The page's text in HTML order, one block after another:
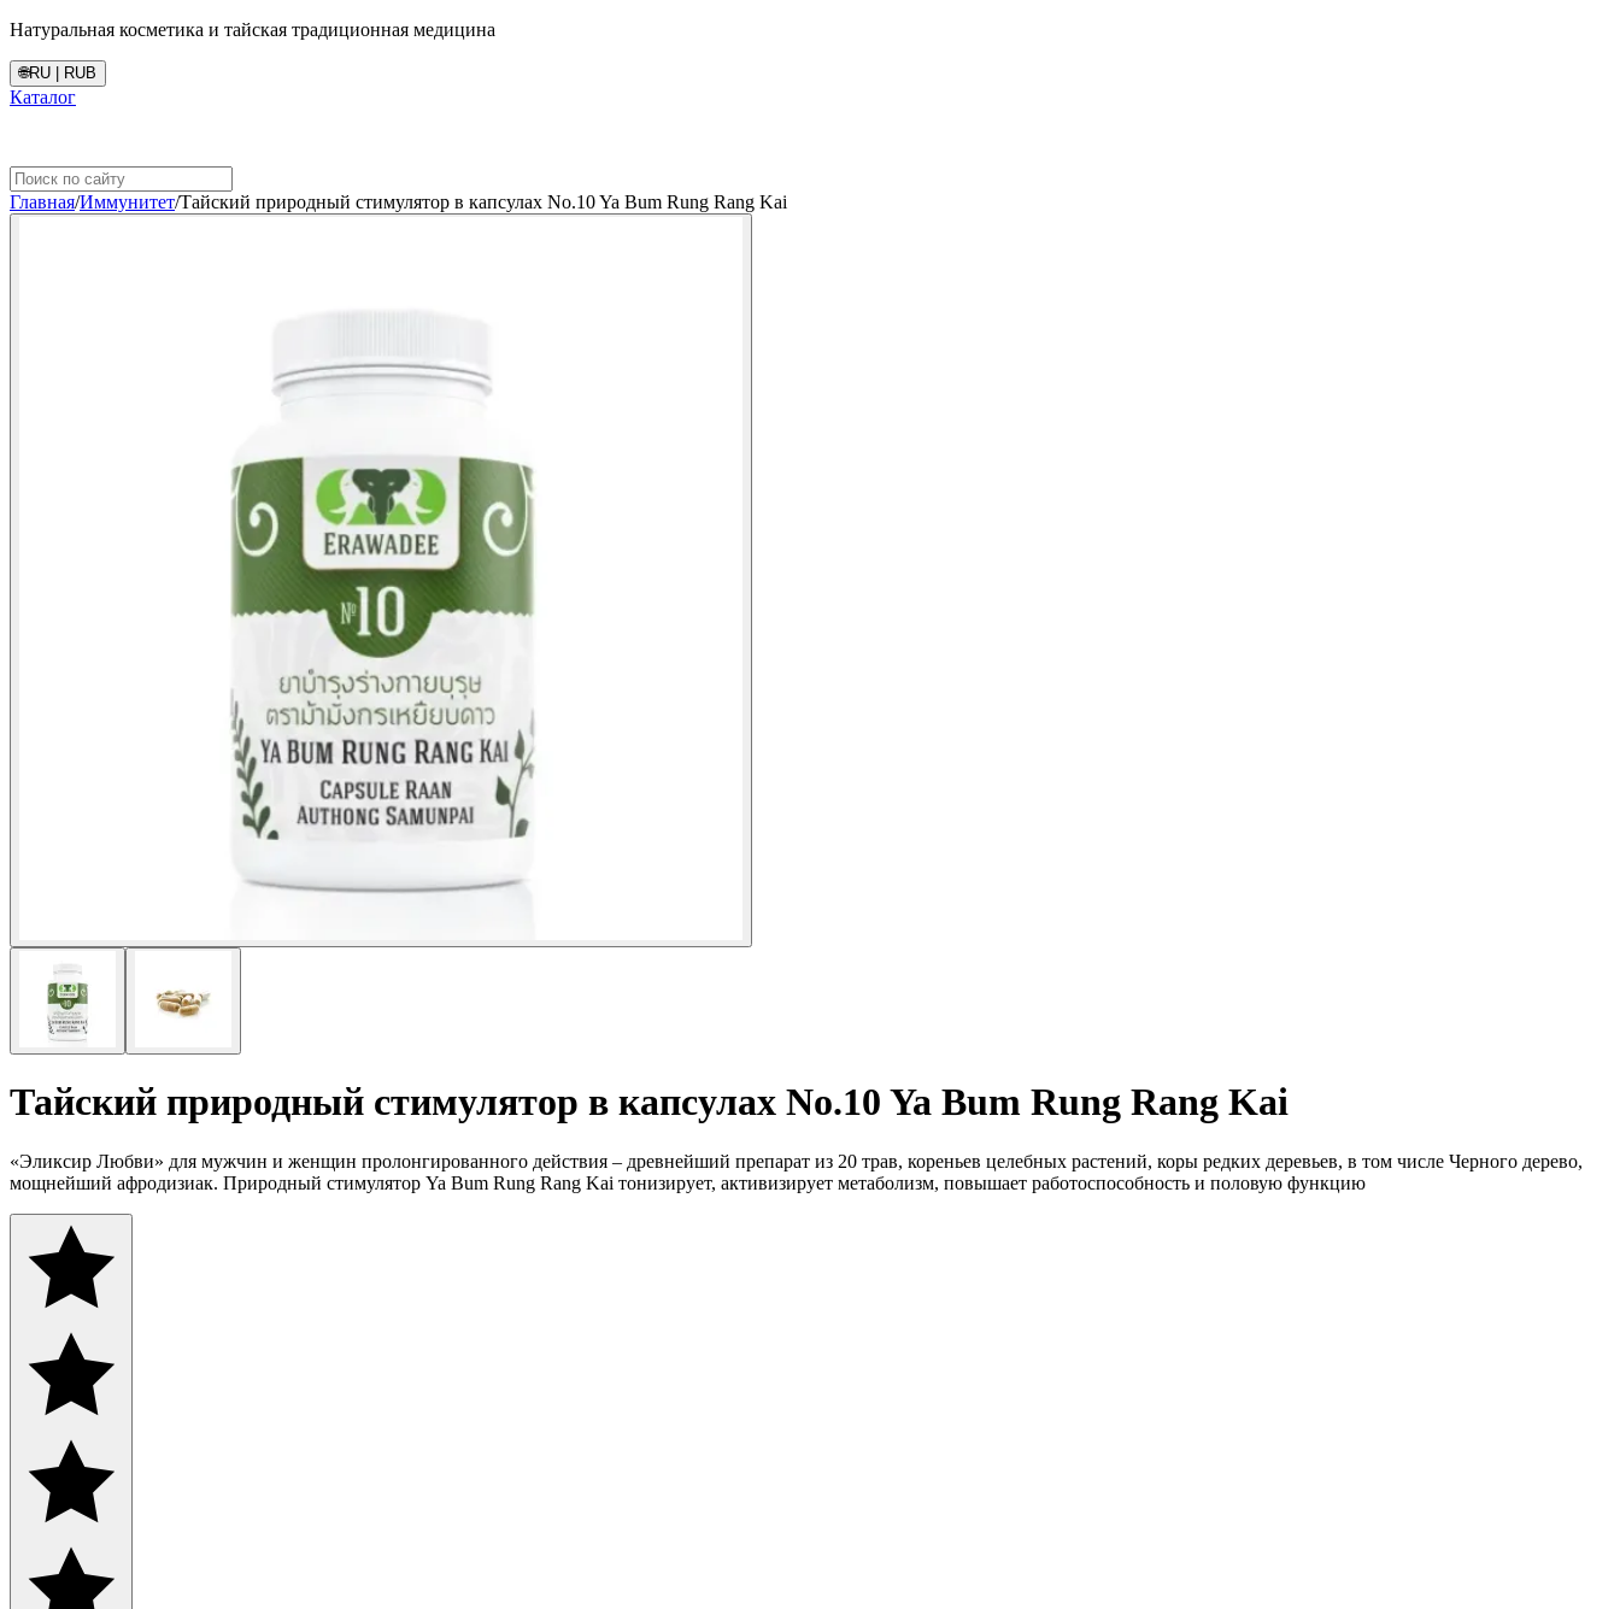
Натуральная косметика и тайская традиционная медицина
🌐RU | RUB
Каталог
Главная/Иммунитет/Тайский природный стимулятор в капсулах No.10 Ya Bum Rung Rang Kai
Тайский природный стимулятор в капсулах No.10 Ya Bum Rung Rang Kai
«Эликсир Любви» для мужчин и женщин пролонгированного действия – древнейший препарат из 20 трав, кореньев целебных растений, коры редких деревьев, в том числе Черного дерево,
мощнейший афродизиак. Природный стимулятор Ya Bum Rung Rang Kai тонизирует, активизирует метаболизм, повышает работоспособность и половую функцию